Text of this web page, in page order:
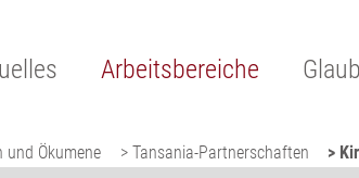
Arbeitsbereiche
Ökumene > Tansania-Partnerschaften >